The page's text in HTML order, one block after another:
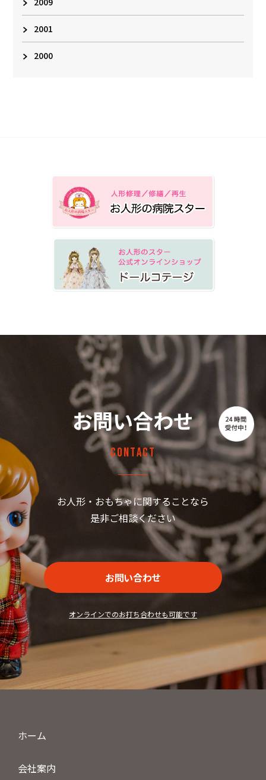
2001
2000
お問い合わせ
Contact
お人形・おもちゃに関することなら
是非ご相談ください
お問い合わせ
オンラインでのお打ち合わせも可能です
ホーム
会社案内